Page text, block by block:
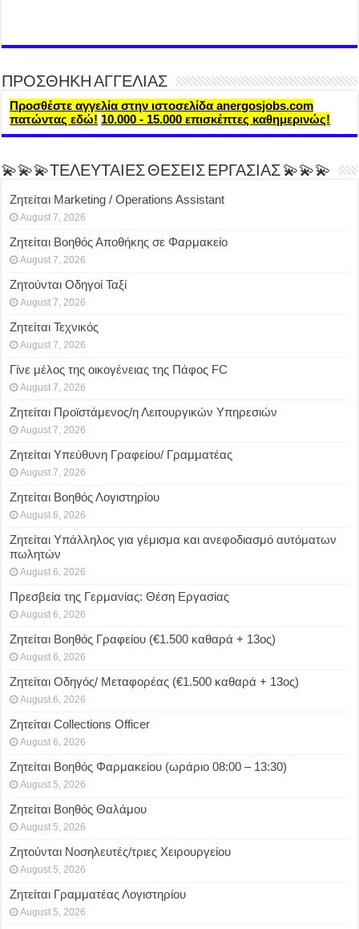
ΠΡΟΣΘΗΚΗ ΑΓΓΕΛΙΑΣ
Προσθέστε αγγελία στην ιστοσελίδα anergosjobs.com
πατώντας εδώ! 10.000 - 15.000 επισκέπτες καθημερινώς!
💫💫💫ΤΕΛΕΥΤΑΙΕΣ ΘΕΣΕΙΣ ΕΡΓΑΣΙΑΣ 💫💫💫
Ζητείται Marketing / Operations Assistant
August 7, 2026
Ζητείται Βοηθός Αποθήκης σε Φαρμακείο
August 7, 2026
Ζητούνται Οδηγοί Ταξί
August 7, 2026
Ζητείται Τεχνικός
August 7, 2026
Γίνε μέλος της οικογένειας της Πάφος FC
August 7, 2026
Ζητείται Προϊστάμενος/η Λειτουργικών Υπηρεσιών
August 7, 2026
Ζητείται Υπεύθυνη Γραφείου/ Γραμματέας
August 7, 2026
Ζητείται Βοηθός Λογιστηρίου
August 6, 2026
Ζητείται Υπάλληλος για γέμισμα και ανεφοδιασμό αυτόματων
πωλητών
August 6, 2026
Πρεσβεία της Γερμανίας: Θέση Εργασίας
August 6, 2026
Ζητείται Βοηθός Γραφείου (€1.500 καθαρά + 13ος)
August 6, 2026
Ζητείται Οδηγός/ Μεταφορέας (€1.500 καθαρά + 13ος)
August 6, 2026
Ζητείται Collections Officer
August 6, 2026
Ζητείται Βοηθός Φαρμακείου (ωράριο 08:00 – 13:30)
August 5, 2026
Ζητείται Βοηθός Θαλάμου
August 5, 2026
Ζητούνται Νοσηλευτές/τριες Χειρουργείου
August 5, 2026
Ζητείται Γραμματέας Λογιστηρίου
August 5, 2026